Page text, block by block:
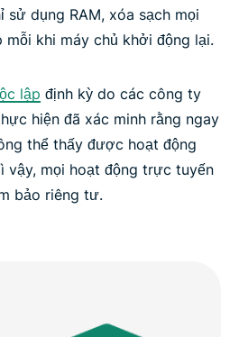
dụng RAM, xóa sạch mọi
khi máy chủ khởi động lại.
lập định kỳ do các công ty
hiện đã xác minh rằng ngay
thể thấy được hoạt động
vậy, mọi hoạt động trực tuyến
bảo riêng tư.